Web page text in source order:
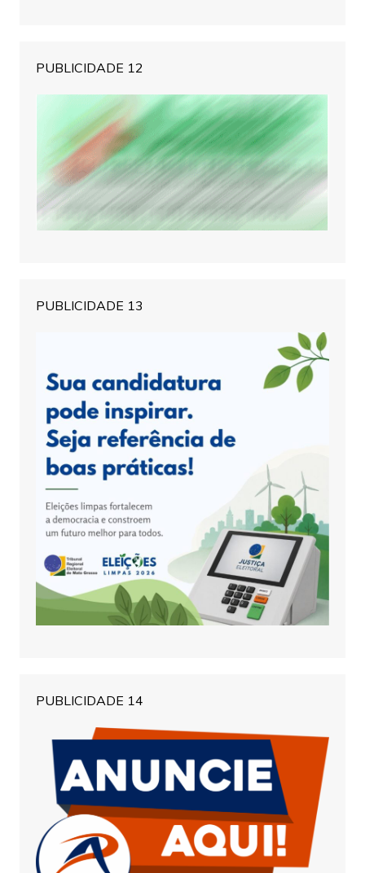
PUBLICIDADE 12
PUBLICIDADE 13
PUBLICIDADE 14